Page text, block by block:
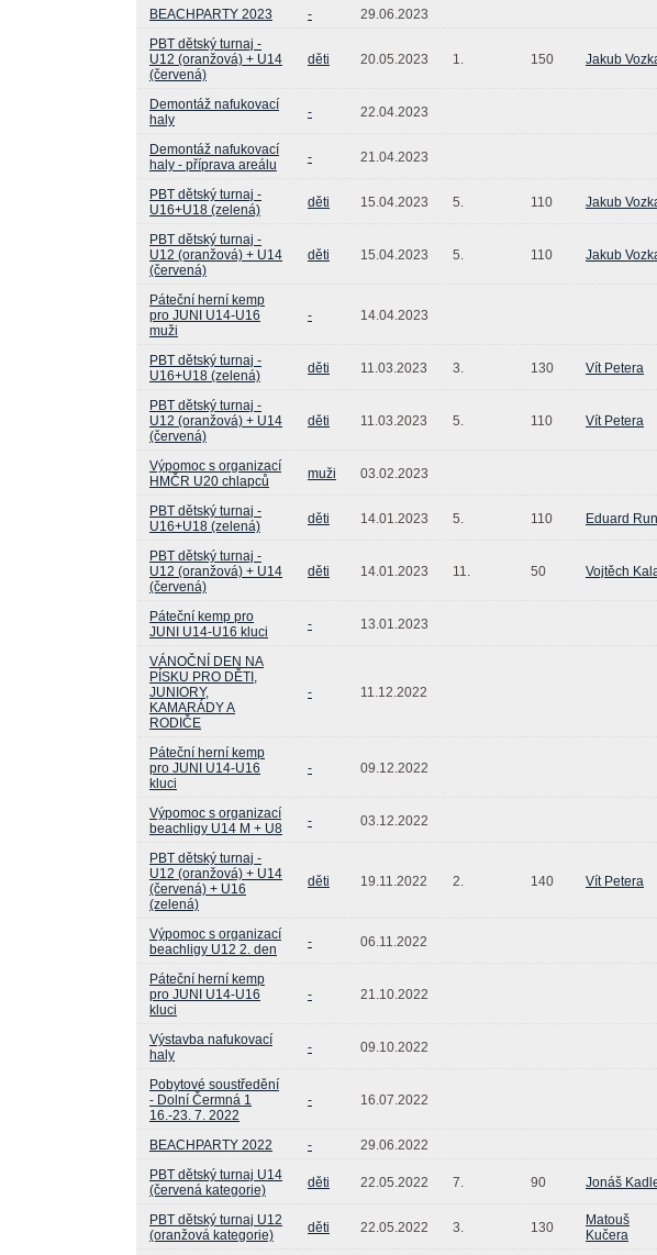
BEACHPARTY 2023 -
29.06.2023
PBT dětský turnaj -
U12 (oranžová) + U14
(červená)
děti 20.05.2023 1. 150 Jakub
Demontáž nafukovací
haly
- 22.04.2023
Demontáž nafukovací
haly - příprava areálu
- 21.04.2023
PBT dětský turnaj -
U16+U18 (zelená)
děti 15.04.2023 5. 110 Jakub
PBT dětský turnaj -
U12 (oranžová) + U14
(červená)
děti 15.04.2023 5. 110 Jakub
Páteční herní kemp
pro JUNI U14-U16
muži
- 14.04.2023
PBT dětský turnaj -
U16+U18 (zelená)
děti 11.03.2023 3. 130 Vít Petera
PBT dětský turnaj -
U12 (oranžová) + U14
(červená)
děti 11.03.2023 5. 110 Vít Petera
Výpomoc s organizací
HMČR U20 chlapců
muži 03.02.2023
PBT dětský turnaj -
U16+U18 (zelená)
děti 14.01.2023 5. 110 Eduard
PBT dětský turnaj -
U12 (oranžová) + U14
(červená)
děti 14.01.2023 11. 50 Vojtěch
Páteční kemp pro
JUNI U14-U16 kluci
- 13.01.2023
VÁNOČNÍ DEN NA
PÍSKU PRO DĚTI,
JUNIORY,
KAMARÁDY A
RODIČE
- 11.12.2022
Páteční herní kemp
pro JUNI U14-U16
kluci
- 09.12.2022
Výpomoc s organizací
beachligy U14 M + U8
- 03.12.2022
PBT dětský turnaj -
U12 (oranžová) + U14
(červená) + U16
(zelená)
děti 19.11.2022 2. 140 Vít Petera
Výpomoc s organizací
beachligy U12 2. den
- 06.11.2022
Páteční herní kemp
pro JUNI U14-U16
kluci
- 21.10.2022
Výstavba nafukovací
haly
- 09.10.2022
Pobytové soustředění
- Dolní Čermná 1
16.-23. 7. 2022
- 16.07.2022
BEACHPARTY 2022 -
29.06.2022
PBT dětský turnaj U14
(červená kategorie)
děti 22.05.2022 7. 90 Jonáš
PBT dětský turnaj U12
(oranžová kategorie)
děti 22.05.2022 3. 130
Matouš
Kučera